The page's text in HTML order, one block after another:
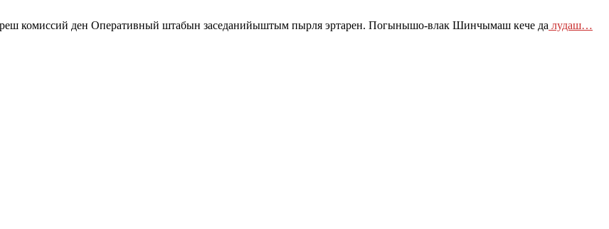
комиссий ден Оперативный штабын заседанийыштым пырля эртарен. Погынышо-влак Шинчымаш кече да лудаш…